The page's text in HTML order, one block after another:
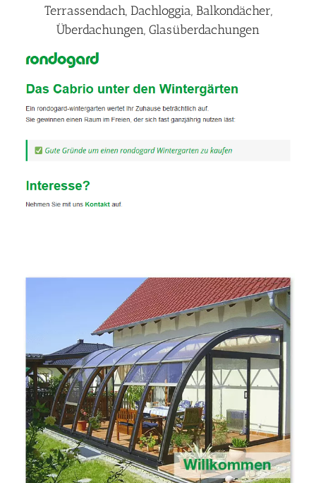
Terrassendach, Dachloggia, Balkondächer,
Überdachungen, Glasüberdachungen